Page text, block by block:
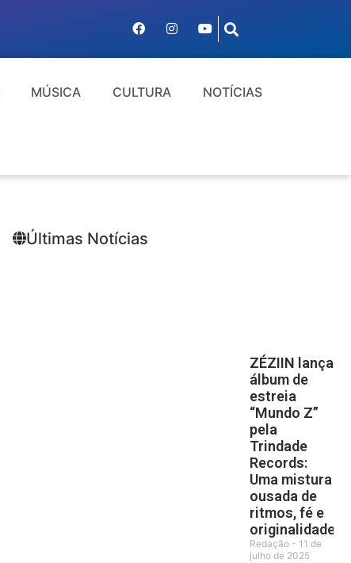
MÚSICA CULTURA NOTÍCIAS
Últimas Notícias
ZÉZIIN lança
álbum de
estreia
“Mundo Z”
pela
Trindade
Records:
Uma mistura
ousada de
ritmos, fé e
originalidade
Redação
11 de
julho de 2025